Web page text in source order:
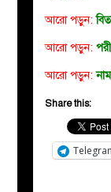
আরো পড়ুন:
আরো পড়ুন:
আরো পড়ুন:
Share this: